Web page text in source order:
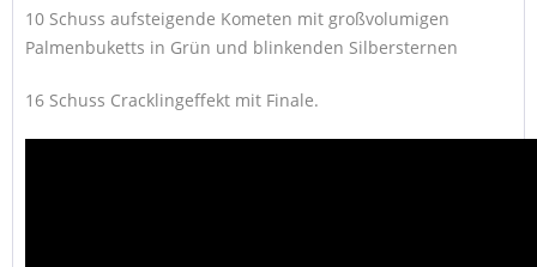
10 Schuss aufsteigende Kometen mit großvolumigen
Palmenbuketts in Grün und blinkenden Silbersternen
16 Schuss Cracklingeffekt mit Finale.